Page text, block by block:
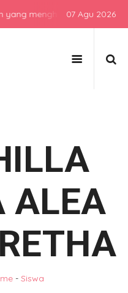
menghasilkan lulusan
07 Agu 2026
ALEA
- Siswa